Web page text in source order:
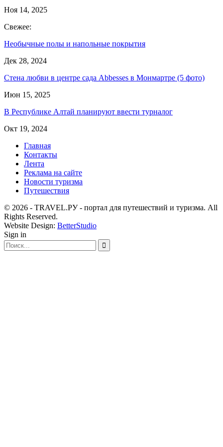
Ноя 14, 2025
Свежее:
Необычные полы и напольные покрытия
Дек 28, 2024
Стена любви в центре сада Abbesses в Монмартре (5 фото)
Июн 15, 2025
В Республике Алтай планируют ввести турналог
Окт 19, 2024
Главная
Контакты
Лента
Реклама на сайте
Новости туризма
Путешествия
© 2026 - TRAVEL.РУ - портал для путешествий и туризма. All
Rights Reserved.
Website Design: BetterStudio
Sign in